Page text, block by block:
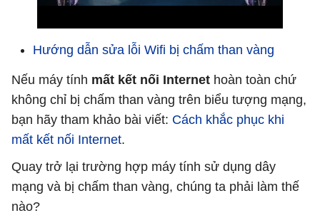
Hướng dẫn sửa lỗi Wifi bị chấm than vàng
Nếu máy tính mất kết nối Internet hoàn toàn chứ
không chỉ bị chấm than vàng trên biểu tượng mạng,
bạn hãy tham khảo bài viết: Cách khắc phục khi
mất kết nối Internet.
Quay trở lại trường hợp máy tính sử dụng dây
mạng và bị chấm than vàng, chúng ta phải làm thế
nào?